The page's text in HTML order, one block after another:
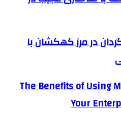
در مرز کهکشان با
The Benefits of Using
Your